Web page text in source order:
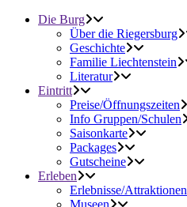
Die Burg
Über die Riegersburg
Geschichte
Familie Liechtenstein
Literatur
Eintritt
Preise/Öffnungszeiten
Info Gruppen/Schulen
Saisonkarte
Packages
Gutscheine
Erleben
Erlebnisse/Attraktionen
Museen